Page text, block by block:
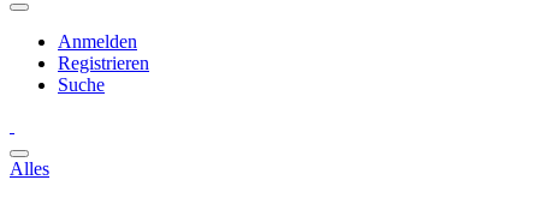
Anmelden
Registrieren
Suche
Alles